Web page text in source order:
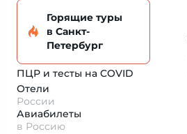
Горящие туры
в Санкт-
Петербург
ПЦР и тесты на COVID
Отели
России
Авиабилеты
в Россию